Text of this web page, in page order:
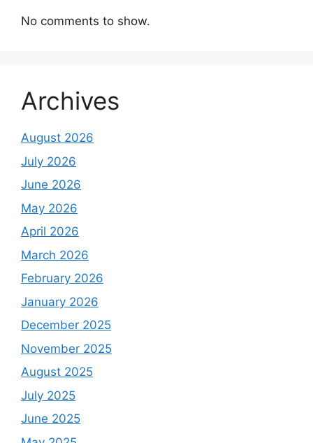
No comments to show.
Archives
August 2026
July 2026
June 2026
May 2026
April 2026
March 2026
February 2026
January 2026
December 2025
November 2025
August 2025
July 2025
June 2025